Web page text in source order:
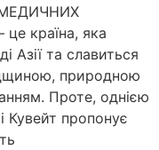
країна, яка
Азії та славиться
природною
Проте, однією
Кувейт пропонує